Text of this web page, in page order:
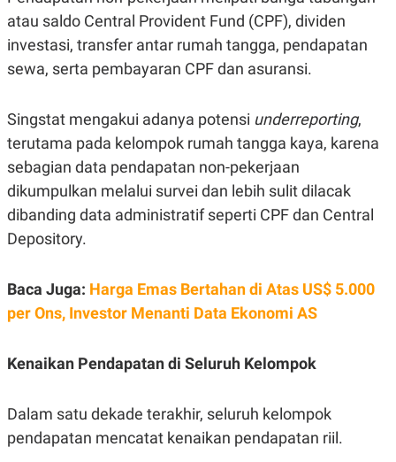
A
N
A
C
A
K
J
A
E
I
N
E
P
P
E
R
A
D
E
T
I
S
G
K
E
D
.
D
atau saldo Central Provident Fund (CPF), dividen
investasi, transfer antar rumah tangga, pendapatan
sewa, serta pembayaran CPF dan asuransi.
Singstat mengakui adanya potensi underreporting,
terutama pada kelompok rumah tangga kaya, karena
sebagian data pendapatan non-pekerjaan
dikumpulkan melalui survei dan lebih sulit dilacak
dibanding data administratif seperti CPF dan Central
Depository.
Baca Juga: Harga Emas Bertahan di Atas US$ 5.000
per Ons, Investor Menanti Data Ekonomi AS
Kenaikan Pendapatan di Seluruh Kelompok
Dalam satu dekade terakhir, seluruh kelompok
pendapatan mencatat kenaikan pendapatan riil.